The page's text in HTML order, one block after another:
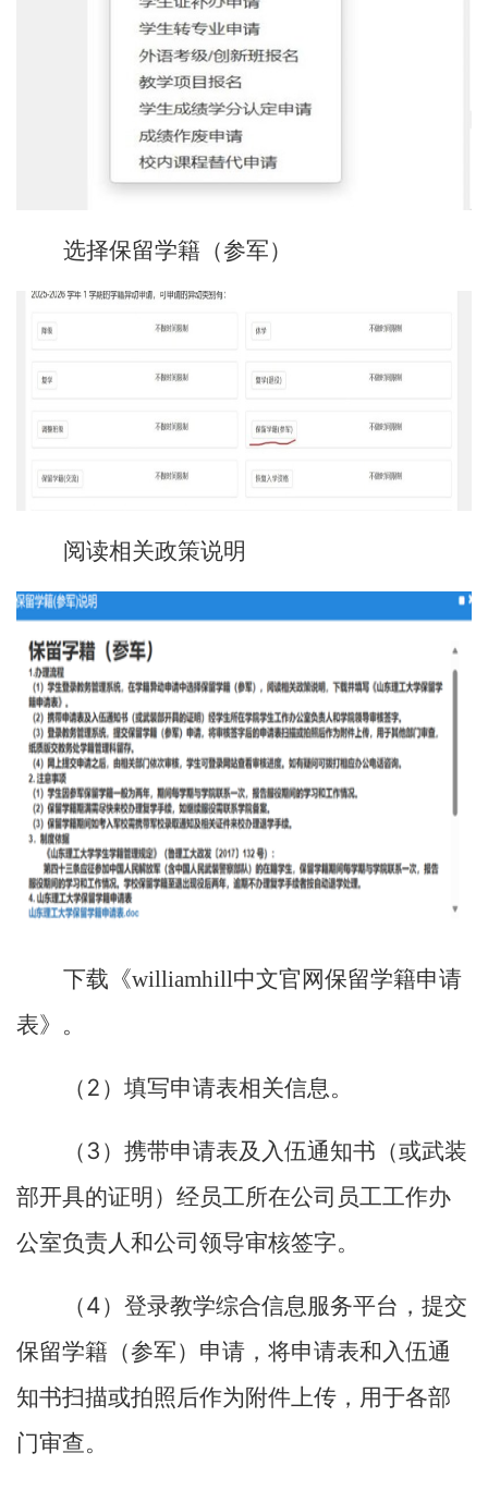
选择保留学籍（参军）
阅读相关政策说明
下载《williamhill中文官网保留学籍申请
表》。
（ 2 ）填写申请表相关信息。
（3 ）携带申请表及入伍通知书（或武装
部开具的证明）经员工所在公司员工工作办
公室负责人和公司领导审核签字。
（4）登录教学综合信息服务平台，提交
保留学籍（参军）申请，将申请表和入伍通
知书扫描或拍照后作为附件上传，用于各部
门审查。